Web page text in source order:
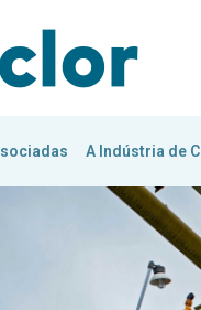
A Indústria de